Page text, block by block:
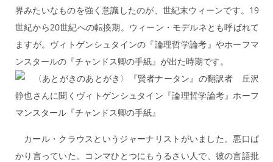
界みたいなものを強く意識したのが、世紀末ウィーンです。19
世紀から20世紀への転換期。ウィーン・モデルネとも呼ばれて
ますが。ヴィトゲンシュタインの『論理哲学論考』やホーフマ
ンスタールの『チャンドス卿の手紙』が出た時期です。
カール・クラウスというジャーナリストがいました。悪口ば
かり言っていた。コンマひとつにもうるさい人で、彼の言語批